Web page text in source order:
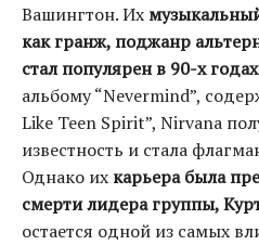
Вашингтон. Их
как гранж, поджанр
стал популярен в 90-х годах
альбому “Nevermind”,
Like Teen Spirit”, Nirvana
известность и стала
Однако их карьера была
смерти лидера группы,
остается одной из самых